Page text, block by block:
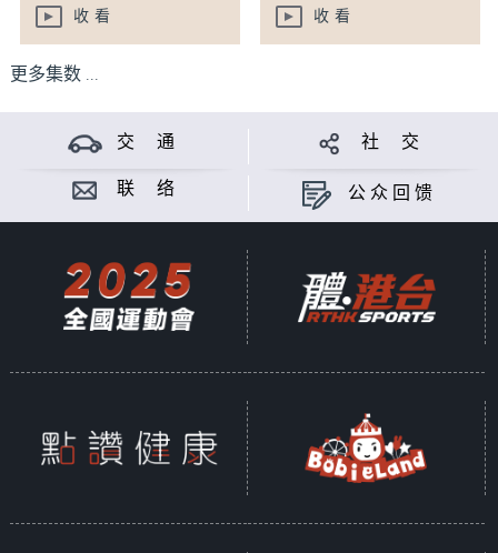
收看 收看
更多集数 ...
交 通 社 交
联 络 公众回馈